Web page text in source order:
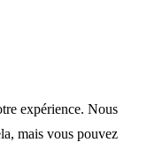
expérience. Nous
mais vous pouvez